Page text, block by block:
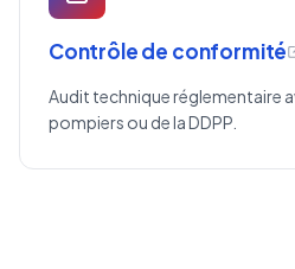
Contrôle de conformité
Audit technique réglementaire
pompiers ou de la DDPP.